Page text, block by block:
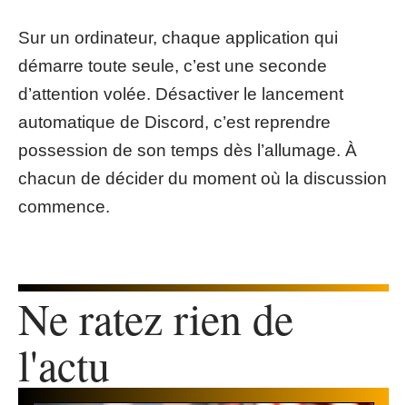
Sur un ordinateur, chaque application qui
démarre toute seule, c’est une seconde
d’attention volée. Désactiver le lancement
automatique de Discord, c’est reprendre
possession de son temps dès l’allumage. À
chacun de décider du moment où la discussion
commence.
Ne ratez rien de
l'actu